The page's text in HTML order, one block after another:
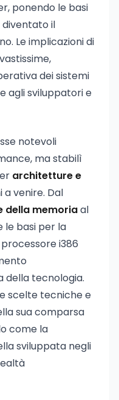
ponendo le basi
il
Le implicazioni di
dei sistemi
agli sviluppatori e
notevoli
ma stabilì
architetture e
a venire. Dal
della memoriaal
le basi per la
i386
della tecnologia.
scelte tecniche e
sua comparsa
come la
sviluppata negli